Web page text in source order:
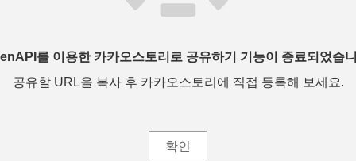
를 이용한 카카오스토리로 공유하기 기능이 종료되었습
공유할 URL을 복사 후 카카오스토리에 직접 등록해 보세요.
확인